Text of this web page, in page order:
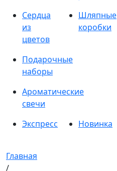
Сердца
из
цветов
Шляпные
коробки
Подарочные
наборы
Ароматические
свечи
Экспресс
Новинка
Главная
/